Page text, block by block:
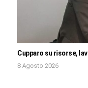
Cupparo su risorse,
8 Agosto 2026